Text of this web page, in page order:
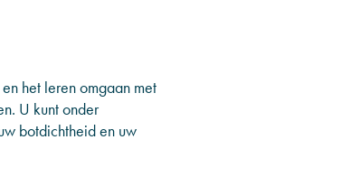
het leren omgaan met
U kunt onder
botdichtheid en uw